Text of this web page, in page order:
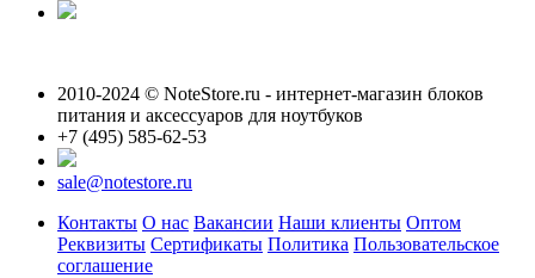
2010-2024 © NoteStore.ru - интернет-магазин блоков
питания и аксессуаров для ноутбуков
+7 (495) 585-62-53
sale@notestore.ru
Контакты О нас Вакансии Наши клиенты Оптом
Реквизиты Сертификаты Политика Пользовательское
соглашение